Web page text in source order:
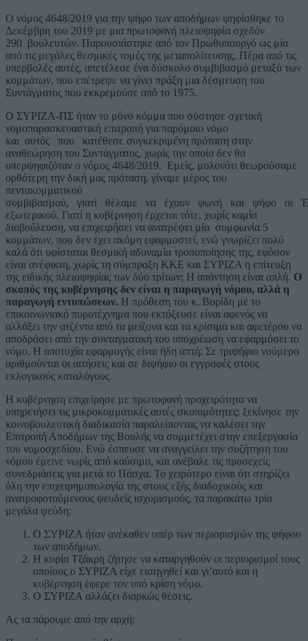
Ο νόμος 4648/2019 για την ψήφο των αποδήμων ψηφίσθηκε το
Δεκέμβρη του 2019 με μια πρωτοφανή πλειοψηφία σχεδόν
290 βουλευτών. Παρουσιάστηκε από τον Πρωθυπουργό ως μία
από τις μεγάλες θεσμικές τομές της μεταπολίτευσης. Πέρα από τις
υπερβολές αυτές, απετέλεσε ένα δύσκολο συμβιβασμό μεταξύ των
κομμάτων, που επέτρεψε να γίνει πράξη μια δέσμευση του
Συντάγματος που εκκρεμούσε από το 1975.
Ο ΣΥΡΙΖΑ-ΠΣ ήταν το μόνο κόμμα που σύστησε σχετική
νομοπαρασκευαστική επιτροπή για παρόμοιο νόμο
και αυτός που κατέθεσε συγκεκριμένη πρόταση στην
αναθεώρηση του Συντάγματος, χωρίς την οποία δεν θα
υπερψηφιζόταν ο νόμος 4648/2019. Εμείς, μολονότι θεωρούσαμε
ορθότερη την δική μας πρόταση, γίναμε μέρος του
πεντακομματικού
συμβιβασμού, γιατί θέλαμε να έχουν φωνή και ψήφο οι
εξωτερικού. Γιατί η κυβέρνηση έρχεται τότε, χωρίς καμία
διαβούλευση, να επιχειρήσει να ανατρέψει μία συμφωνία 5
κομμάτων, που δεν έχει ακόμη εφαρμοστεί, ενώ γνωρίζει πολύ
καλά ότι υφίσταται θεσμική αδυναμία τροποποίησης της, εφόσον
είναι ανέφικτη, χωρίς τη σύμπραξη ΚΚΕ και ΣΥΡΙΖΑ η επίτευξη
της ειδικής πλειοψηφίας των δύο τρίτων; Η απάντηση είναι απλή. Ο
σκοπός της κυβέρνησης δεν είναι η παραγωγή νόμου, αλλά η
παραγωγή εντυπώσεων. Η πρόθεση του κ. Βορίδη με το
επικοινωνιακό πυροτέχνημα που εκτόξευσε είναι αφενός να
αλλάξει την ατζέντα από τα μείζονα και τα κρίσιμα και αφετέρου να
αποδράσει από την συνταγματική του υποχρέωση να εφαρμόσει το
νόμο. Η αποτυχία εφαρμογής είναι ήδη απτή: Σε τριψήφιο νούμερο
αριθμούνται οι αιτήσεις και σε διψήφιο οι εγγραφές στους
εκλογικούς καταλόγους.
Η κυβέρνηση επιχείρησε με πρωτοφανή προχειρότητα να
υπηρετήσει τις μικροκομματικές αυτές σκοπιμότητες: ξεκίνησε την
κοινοβουλευτική διαδικασία παραλείποντας να καλέσει την
Επιτροπή Αποδήμων της Βουλής να συμμετέχει στην επεξεργασία
του νομοσχεδίου. Ενώ έσπευσε να αναγγείλει την συζήτηση του
νόμου έμεινε νωρίς από καύσιμα, και ανέβαλε τις προσεχείς
συνεδριάσεις για μετά το Πάσχα. Το χειρότερο είναι ότι στηρίζει
όλη την επιχειρηματολογία της στους εξής διαδοχικούς και
ανατροφοτούμενους ψευδείς ισχυρισμούς, τα παρακάτω τρία
μεγάλα ψεύδη:
Ο ΣΥΡΙΖΑ ήταν ανέκαθεν υπέρ των περιορισμών της ψήφου
των αποδήμων.
Η κυρία Τζάκρη ζήτησε να καταργηθούν οι περιορισμοί τους
οποίους ο ΣΥΡΙΖΑ είχε εισηγηθεί και γι’αυτό και η
κυβέρνηση έφερε τον υπό κρίση νόμο.
Ο ΣΥΡΙΖΑ αλλάζει διαρκώς θέσεις.
Ας τα πάρουμε από την αρχή: